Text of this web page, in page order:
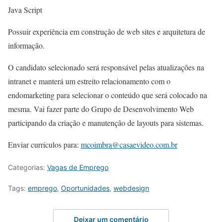
Java Script
Possuir experiência em construção de web sites e arquitetura de
informação.
O candidato selecionado será responsável pelas atualizações na
intranet e manterá um estreito relacionamento com o
endomarketing para selecionar o conteúdo que será colocado na
mesma. Vai fazer parte do Grupo de Desenvolvimento Web
participando da criação e manutenção de layouts para sistemas.
Enviar currículos para: mcoimbra@casaevideo.com.br
Categorias: Vagas de Emprego
Tags: emprego, Oportunidades, webdesign
Deixar um comentário